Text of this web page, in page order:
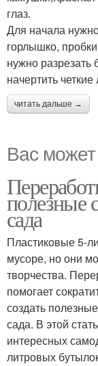
глаз.
Для начала
горлышко,
нужно разрезать
начертить
читать дальше →
Вас
полезные
сада
Пластиковые 5-
мусоре, но они
творчества.
помогает
создать
сада. В этой
интересных
литровых